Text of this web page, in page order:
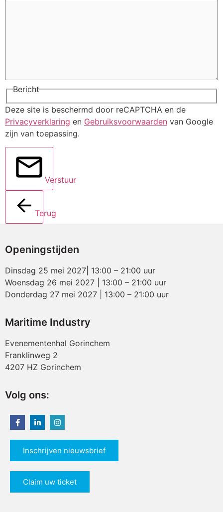
Bericht
Deze site is beschermd door reCAPTCHA en de
Privacyverklaring en Gebruiksvoorwaarden van Google
zijn van toepassing.
Verstuur
Terug
Openingstijden
Dinsdag 25 mei 2027| 13:00 – 21:00 uur
Woensdag 26 mei 2027 | 13:00 – 21:00 uur
Donderdag 27 mei 2027 | 13:00 – 21:00 uur
Maritime Industry
Evenementenhal Gorinchem
Franklinweg 2
4207 HZ Gorinchem
Volg ons:
Inschrijven nieuwsbrief
Claim uw ticket